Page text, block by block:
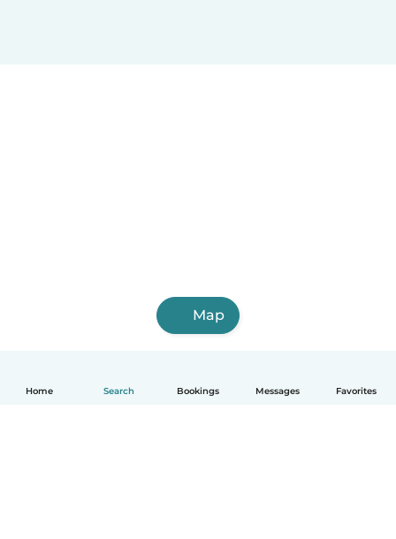
Home Search Bookings Messages Favorites
Map